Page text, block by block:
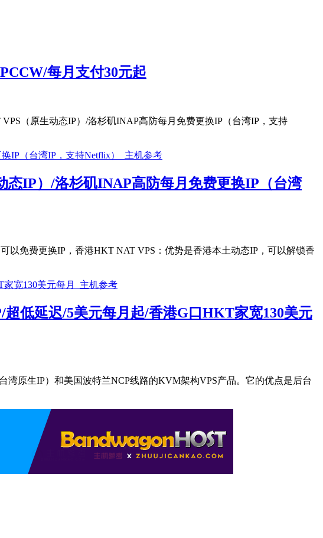
每月支付30元起
（原生动态IP）/洛杉矶INAP高防每月免费更换IP（台湾IP，支持
态IP）/洛杉矶INAP高防每月免费更换IP（台湾
以免费更换IP，香港HKT NAT VPS：优势是香港本土动态IP，可以解锁香
低延迟/5美元每月起/香港G口HKT家宽130美元
湾原生IP）和美国波特兰NCP线路的KVM架构VPS产品。它的优点是后台